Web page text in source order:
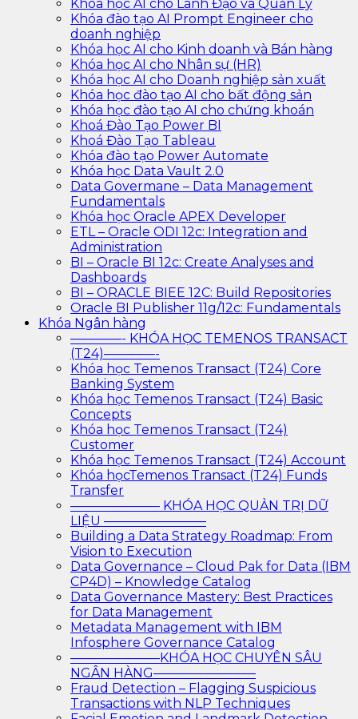
Khóa học AI cho Lãnh Đạo và Quản Lý
Khóa đào tạo AI Prompt Engineer cho
doanh nghiệp
Khóa học AI cho Kinh doanh và Bán hàng
Khóa học AI cho Nhân sự (HR)
Khóa học AI cho Doanh nghiệp sản xuất
Khóa học đào tạo AI cho bất động sản
Khóa học đào tạo AI cho chứng khoán
Khoá Đào Tạo Power BI
Khoá Đào Tạo Tableau
Khóa đào tạo Power Automate
Khóa học Data Vault 2.0
Data Govermane – Data Management
Fundamentals
Khóa học Oracle APEX Developer
ETL – Oracle ODI 12c: Integration and
Administration
BI – Oracle BI 12c: Create Analyses and
Dashboards
BI – ORACLE BIEE 12C: Build Repositories
Oracle BI Publisher 11g/12c: Fundamentals
Khóa Ngân hàng
————- KHÓA HỌC TEMENOS TRANSACT
(T24)————-
Khóa học Temenos Transact (T24) Core
Banking System
Khóa học Temenos Transact (T24) Basic
Concepts
Khóa học Temenos Transact (T24)
Customer
Khóa học Temenos Transact (T24) Account
Khóa họcTemenos Transact (T24) Funds
Transfer
——————— KHÓA HỌC QUẢN TRỊ DỮ
LIỆU ————————
Building a Data Strategy Roadmap: From
Vision to Execution
Data Governance – Cloud Pak for Data (IBM
CP4D) – Knowledge Catalog
Data Governance Mastery: Best Practices
for Data Management
Metadata Management with IBM
Infosphere Governance Catalog
———————KHÓA HỌC CHUYÊN SÂU
NGÂN HÀNG————————
Fraud Detection – Flagging Suspicious
Transactions with NLP Techniques